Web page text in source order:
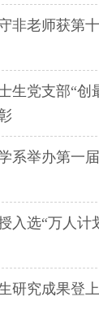
非老师获第
生党支部“创
系举办第一
入选“万人计
研究成果登